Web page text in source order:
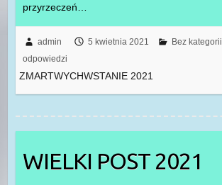
przyrzeczeń…
admin 5 kwietnia 2021 Bez kategorii
odpowiedzi
ZMARTWYCHWSTANIE 2021
WIELKI POST 2021